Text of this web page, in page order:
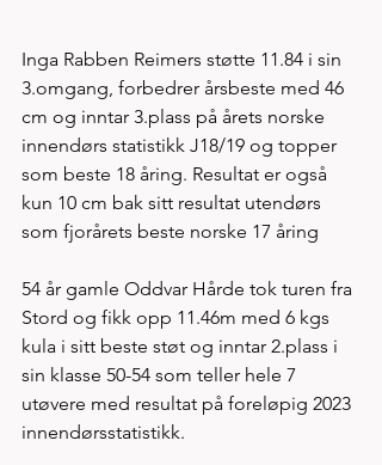
Inga Rabben Reimers støtte 11.84 i sin
3.omgang, forbedrer årsbeste med 46
cm og inntar 3.plass på årets norske
innendørs statistikk J18/19 og topper
som beste 18 åring. Resultat er også
kun 10 cm bak sitt resultat utendørs
som fjorårets beste norske 17 åring
54 år gamle Oddvar Hårde tok turen fra
Stord og fikk opp 11.46m med 6 kgs
kula i sitt beste støt og inntar 2.plass i
sin klasse 50-54 som teller hele 7
utøvere med resultat på foreløpig 2023
innendørsstatistikk.